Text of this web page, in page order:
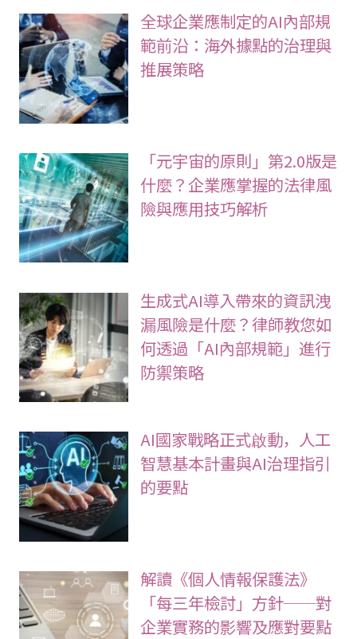
全球企業應制定的AI內部規
範前沿：海外據點的治理與
推展策略
「元宇宙的原則」第2.0版是
什麼？企業應掌握的法律風
險與應用技巧解析
生成式AI導入帶來的資訊洩
漏風險是什麼？律師教您如
何透過「AI內部規範」進行
防禦策略
AI國家戰略正式啟動，人工
智慧基本計畫與AI治理指引
的要點
解讀《個人情報保護法》
「每三年檢討」方針──對
企業實務的影響及應對要點